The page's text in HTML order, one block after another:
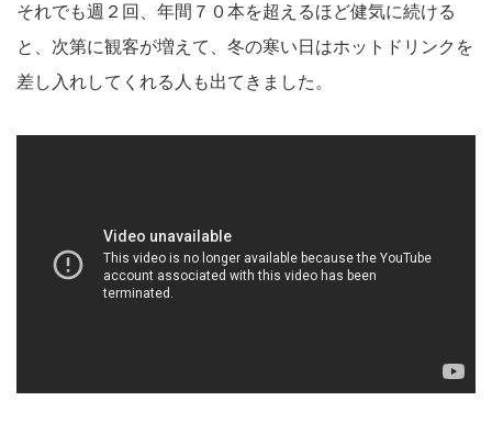
それでも週２回、年間７０本を超えるほど健気に続ける
と、次第に観客が増えて、冬の寒い日はホットドリンクを
差し入れしてくれる人も出てきました。